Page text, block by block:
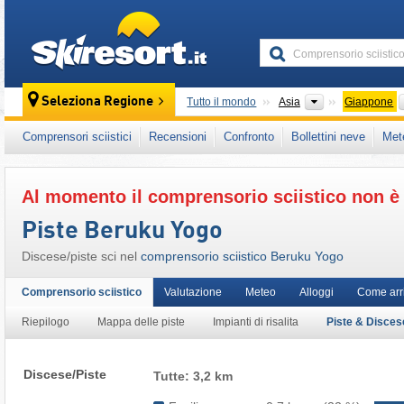
Seleziona Regione Tutto il mondo Asia Continenti
Giappone
Questo comprensorio sciistico è presente
Comprensori sciistici Recensioni Confronto Bollettini neve
Al momento il comprensorio sciistico non è
Piste Beruku Yogo
Discese/​piste sci nel comprensorio sciistico Beruku Yogo
Comprensorio sciistico
Riepilogo Mappa delle piste Impianti di risalita Piste &
Valutazione Meteo Alloggi Come
Discese/Piste Tutte: 3,2 km